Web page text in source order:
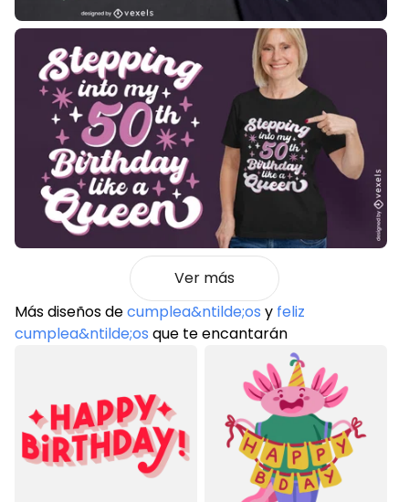
Ver más
Más diseños decumplea&ntilde;os y feliz
cumplea&ntilde;os que te encantarán